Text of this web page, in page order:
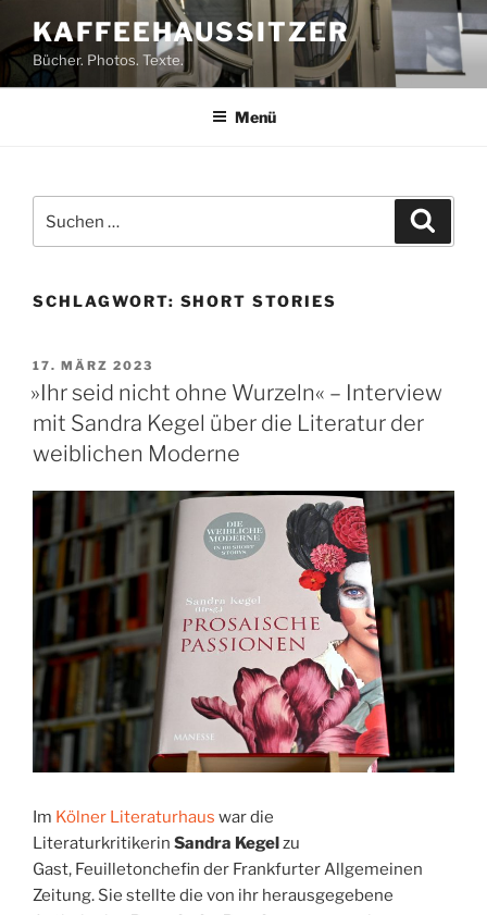
Inhalt
springen
KAFFEEHAUSSITZER
Bücher. Photos. Texte.
Menü
nach:
SCHLAGWORT: SHORT STORIES
VERÖFFENTLICHT
AM
17. MÄRZ 2023
»Ihr seid nicht ohne Wurzeln« – Interview
mit Sandra Kegel über die Literatur der
weiblichen Moderne
Im Kölner Literaturhaus war die
Literaturkritikerin Sandra Kegel zu
Gast, Feuilletonchefin der Frankfurter Allgemeinen
Zeitung. Sie stellte die von ihr herausgegebene